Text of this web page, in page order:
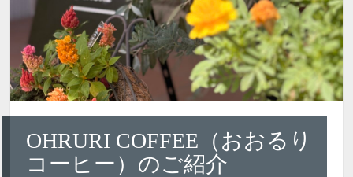
OHRURI COFFEE（おおるり
コーヒー）のご紹介